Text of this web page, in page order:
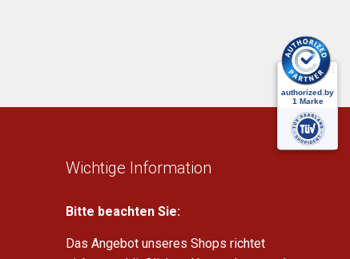
Wichtige Information
Bitte beachten Sie:
Das Angebot unseres Shops richtet